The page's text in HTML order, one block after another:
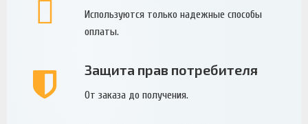
Используются только надежные способы
оплаты.
Защита прав потребителя
От заказа до получения.